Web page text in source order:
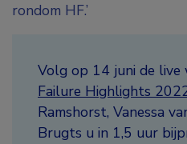
rondom HF.’
Volg op 14 juni de live
Failure Highlights
Ramshorst, Vanessa
Brugts u in 1,5 uur